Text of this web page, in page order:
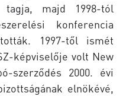
tagja, majd 1998-tól
konferencia
1997-től ismét
képviselője volt New
szerződés 2000. évi
elnökévé,